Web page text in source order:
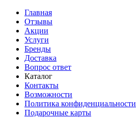
Главная
Отзывы
Акции
Услуги
Бренды
Доставка
Вопрос ответ
Каталог
Контакты
Возможности
Политика конфиденциальности
Подарочные карты